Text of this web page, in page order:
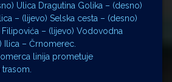
Ulica Dragutina Golika – (desno)
– (lijevo) Selska cesta – (desno)
– (lijevo) Vodovodna
Ilica – Črnomerec.
linija prometuje